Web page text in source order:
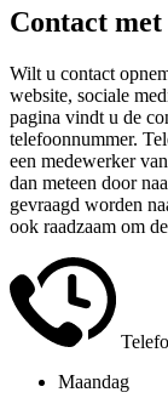
Contact
Wilt u contact
website, sociale
pagina vindt u de
telefoonnummer.
een medewerker
dan meteen door
gevraagd worden
ook raadzaam om
Maandag